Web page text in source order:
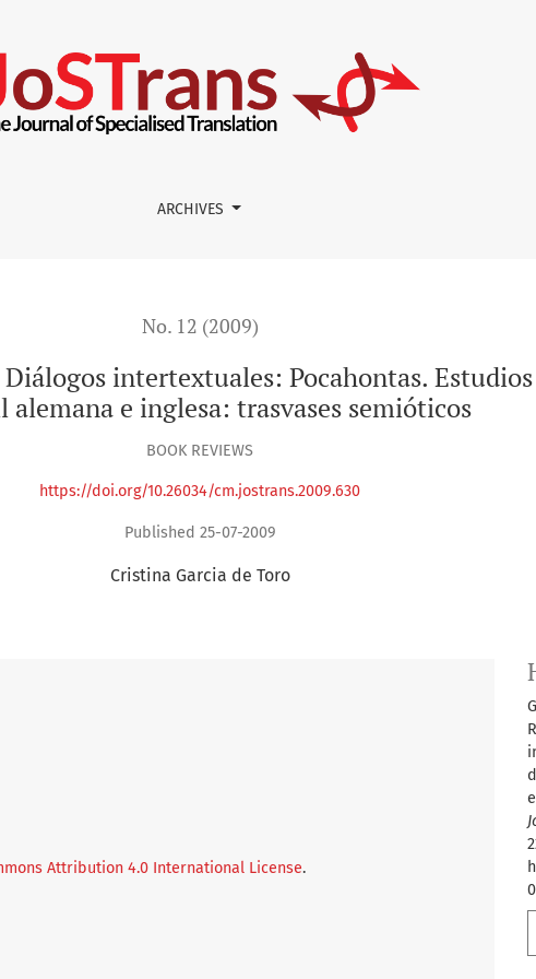
Pocahontas. Estudios de literatura infantil y juvenil
ARCHIVES
No. 12 (2009)
intertextuales: Pocahontas.
alemana e inglesa: trasvases semióticos
BOOK REVIEWS
https://doi.org/10.26034/cm.jostrans.2009.630
Published 25-07-2009
Cristina Garcia de Toro
Attribution 4.0 International License.